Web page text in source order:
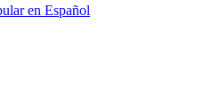
en Español